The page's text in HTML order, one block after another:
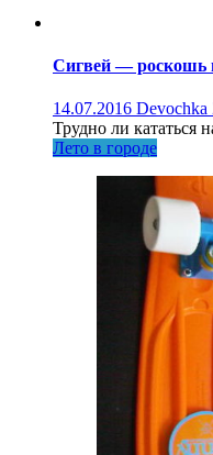
Сигвей — роскошь
14.07.2016 Devochka
Трудно ли кататься
Лето в городе